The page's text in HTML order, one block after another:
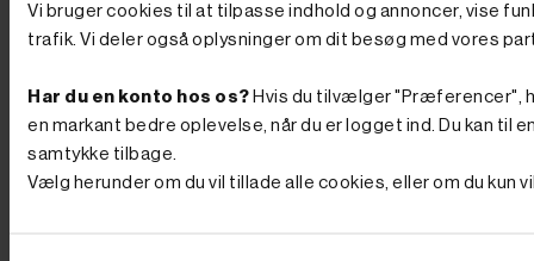
Vi bruger cookies til at tilpasse indhold og annoncer, vise
trafik. Vi deler også oplysninger om dit besøg med vores
Har du en konto hos os? Hvis du tilvælger "Præferencer",
en markant bedre oplevelse, når du er logget ind. Du kan
samtykke tilbage.
Vælg herunder om du vil tillade alle cookies, eller om du kun
På lager
Varenr. 8007725